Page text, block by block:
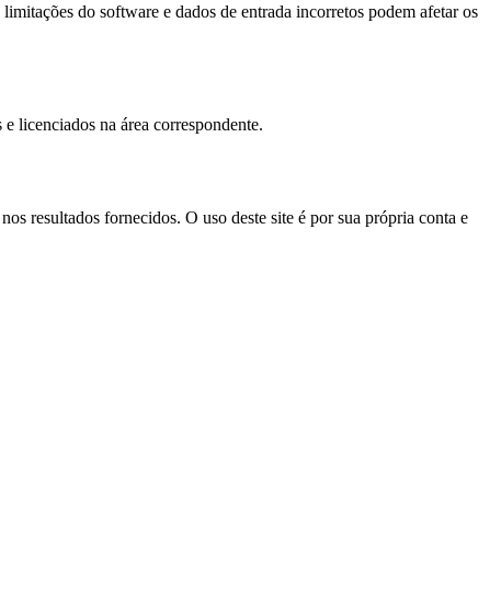
do software e dados de entrada incorretos podem afetar os
licenciados na área correspondente.
resultados fornecidos. O uso deste site é por sua própria conta e